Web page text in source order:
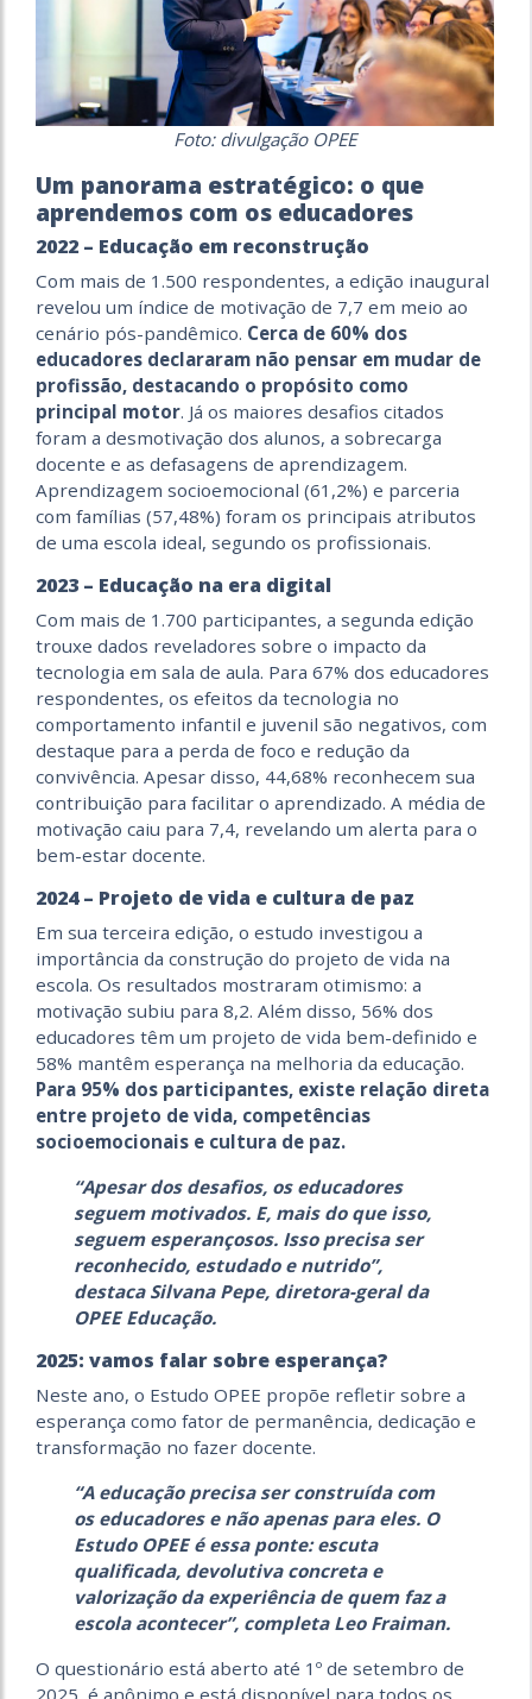
Foto: divulgação OPEE
Um panorama estratégico: o que
aprendemos com os educadores
2022 – Educação em reconstrução
Com mais de 1.500 respondentes, a edição inaugural
revelou um índice de motivação de 7,7 em meio ao
cenário pós-pandêmico. Cerca de 60% dos
educadores declararam não pensar em mudar de
profissão, destacando o propósito como
principal motor. Já os maiores desafios citados
foram a desmotivação dos alunos, a sobrecarga
docente e as defasagens de aprendizagem.
Aprendizagem socioemocional (61,2%) e parceria
com famílias (57,48%) foram os principais atributos
de uma escola ideal, segundo os profissionais.
2023 – Educação na era digital
Com mais de 1.700 participantes, a segunda edição
trouxe dados reveladores sobre o impacto da
tecnologia em sala de aula. Para 67% dos educadores
respondentes, os efeitos da tecnologia no
comportamento infantil e juvenil são negativos, com
destaque para a perda de foco e redução da
convivência. Apesar disso, 44,68% reconhecem sua
contribuição para facilitar o aprendizado. A média de
motivação caiu para 7,4, revelando um alerta para o
bem-estar docente.
2024 – Projeto de vida e cultura de paz
Em sua terceira edição, o estudo investigou a
importância da construção do projeto de vida na
escola. Os resultados mostraram otimismo: a
motivação subiu para 8,2. Além disso, 56% dos
educadores têm um projeto de vida bem-definido e
58% mantêm esperança na melhoria da educação.
Para 95% dos participantes, existe relação direta
entre projeto de vida, competências
socioemocionais e cultura de paz.
“Apesar dos desafios, os educadores
seguem motivados. E, mais do que isso,
seguem esperançosos. Isso precisa ser
reconhecido, estudado e nutrido”,
destaca Silvana Pepe, diretora-geral da
OPEE Educação.
2025: vamos falar sobre esperança?
Neste ano, o Estudo OPEE propõe refletir sobre a
esperança como fator de permanência, dedicação e
transformação no fazer docente.
“A educação precisa ser construída com
os educadores e não apenas para eles. O
Estudo OPEE é essa ponte: escuta
qualificada, devolutiva concreta e
valorização da experiência de quem faz a
escola acontecer”, completa Leo Fraiman.
O questionário está aberto até 1º de setembro de